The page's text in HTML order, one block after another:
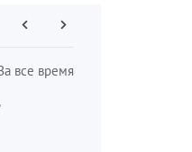
все время
страниц
ПредыдущаяСледующая